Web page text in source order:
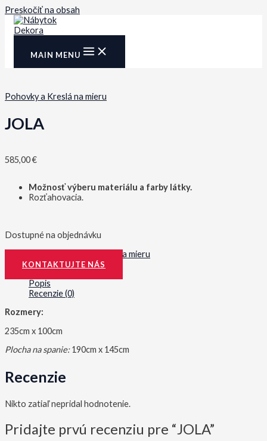
Preskočiť na obsah
MAIN MENU
Pohovky a Kreslá na mieru
JOLA
585,00€
Možnosť výberu materiálu a farby látky.
Rozťahovacia.
Dostupné na objednávku
Pohovky a Kreslá na mieru
KONTAKTUJTE NÁS
Popis
Recenzie (0)
Rozmery:
235cm x 100cm
Plocha na spanie:190cm x 145cm
Recenzie
Nikto zatiaľ nepridal hodnotenie.
Pridajte prvú recenziu pre “JOLA”